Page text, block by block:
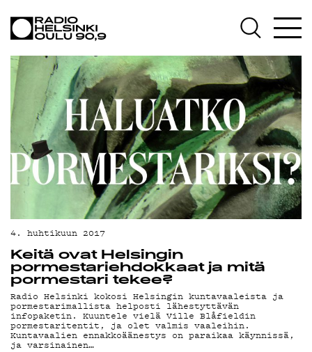
AJANKOHTAISTA
OHJELMAT
TEKIJÄT
ON-DEMAND
PODCAST
MAINOSTA
YHTEYSTIEDOT
G LIVELAB
YSTÄVÄKLUBI
TIETOSUOJA
KIRJAUDU SISÄÄN
4. huhtikuun 2017
Keitä ovat Helsingin
pormestariehdokkaat ja mitä
pormestari tekee?
Radio Helsinki kokosi Helsingin kuntavaaleista ja
pormestarimallista helposti lähestyttävän
infopaketin. Kuuntele vielä Ville Blåfieldin
pormestaritentit, ja olet valmis vaaleihin.
Kuntavaalien ennakkoäänestys on paraikaa käynnissä,
ja varsinainen…